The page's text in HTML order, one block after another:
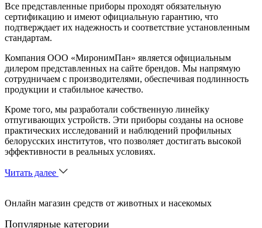
Все представленные приборы проходят обязательную
сертификацию и имеют официальную гарантию, что
подтверждает их надежность и соответствие установленным
стандартам.
Компания ООО «МиронимПан» является официальным
дилером представленных на сайте брендов. Мы напрямую
сотрудничаем с производителями, обеспечивая подлинность
продукции и стабильное качество.
Кроме того, мы разработали собственную линейку
отпугивающих устройств. Эти приборы созданы на основе
практических исследований и наблюдений профильных
белорусских институтов, что позволяет достигать высокой
эффективности в реальных условиях.
Читать далее
Онлайн магазин средств от животных и насекомых
Популярные категории